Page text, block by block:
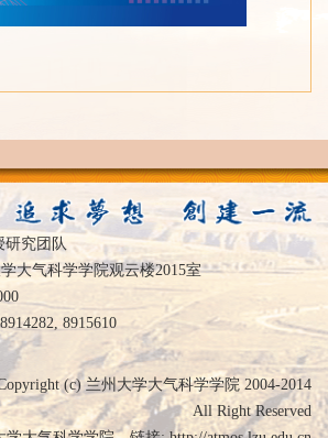
研究团队
大气科学学院观云楼2015室
8915610
(c) 兰州大学大气科学学院 2004-2014
All Right Reserved